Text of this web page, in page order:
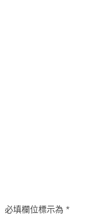
必填欄位標示為*